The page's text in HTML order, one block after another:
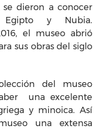
se dieron a conocer
Egipto y Nubia.
el museo abrió
sus obras del siglo
del museo
una excelente
y minoica. Así
una extensa